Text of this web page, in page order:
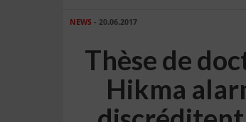
NEWS - 20.06.2017
Thèse de
Hikma